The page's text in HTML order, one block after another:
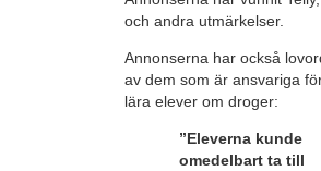
och andra utmärkelser.
Annonserna har också
av dem som är ansvariga
lära elever om droger:
”Eleverna kunde
omedelbart ta till